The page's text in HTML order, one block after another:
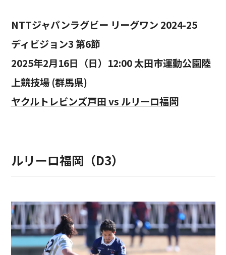
NTTジャパンラグビー リーグワン 2024-25
ディビジョン3 第6節
2025年2月16日（日）12:00 太田市運動公園陸
上競技場 (群馬県)
ヤクルトレビンズ戸田 vs ルリーロ福岡
ルリーロ福岡（D3）